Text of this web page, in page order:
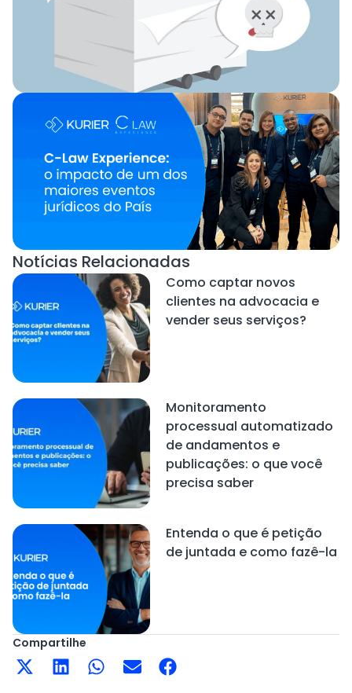
Notícias Relacionadas
Como captar novos
clientes na advocacia e
vender seus serviços?
Monitoramento
processual automatizado
de andamentos e
publicações: o que você
precisa saber
Entenda o que é petição
de juntada e como fazê-la
Compartilhe